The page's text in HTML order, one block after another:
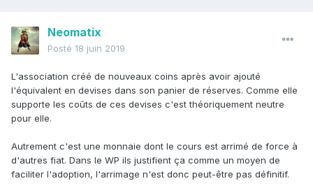
Neomatix
Posté 18 juin 2019
L'association créé de nouveaux coins après avoir ajouté
l'équivalent en devises dans son panier de réserves. Comme elle
supporte les coûts de ces devises c'est théoriquement neutre
pour elle.
Autrement c'est une monnaie dont le cours est arrimé de force à
d'autres fiat. Dans le WP ils justifient ça comme un moyen de
faciliter l'adoption, l'arrimage n'est donc peut-être pas définitif.